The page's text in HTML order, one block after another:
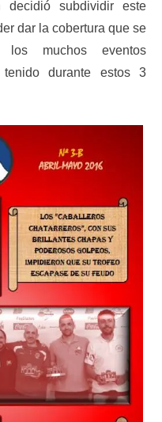
decidió subdividir este
dar la cobertura que se
muchos eventos
tenido durante estos 3